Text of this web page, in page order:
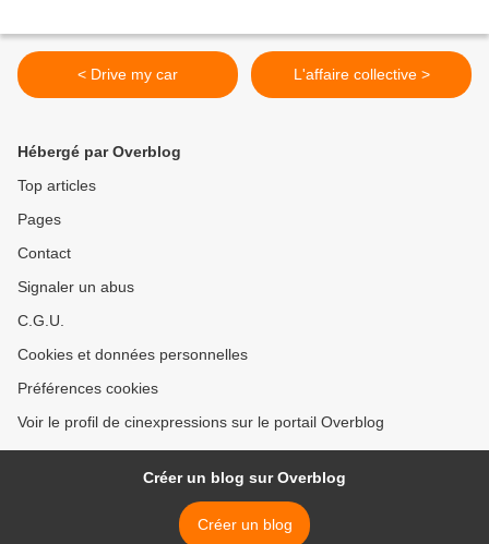
< Drive my car L'affaire collective >
Hébergé par Overblog
Top articles
Pages
Contact
Signaler un abus
C.G.U.
Cookies et données personnelles
Préférences cookies
Voir le profil de cinexpressions sur le portail Overblog
Créer un blog sur Overblog
Créer un blog